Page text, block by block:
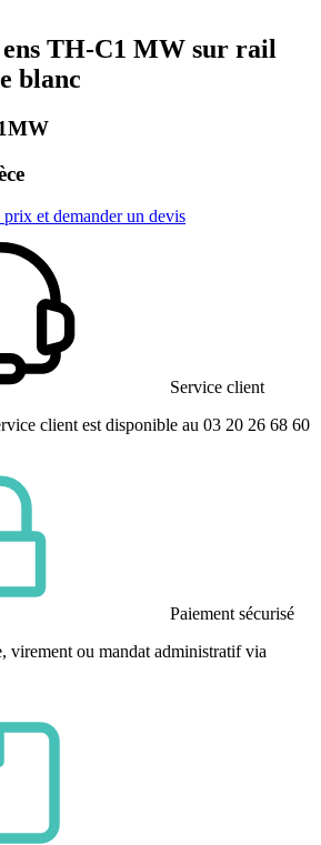
ens TH-C1 MW sur rail
blanc
et demander un devis
Service client
client est disponible au 03 20 26 68 60
Paiement sécurisé
virement ou mandat administratif via